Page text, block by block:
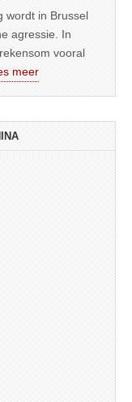
wordt in Brussel
agressie. In
vooral
meer